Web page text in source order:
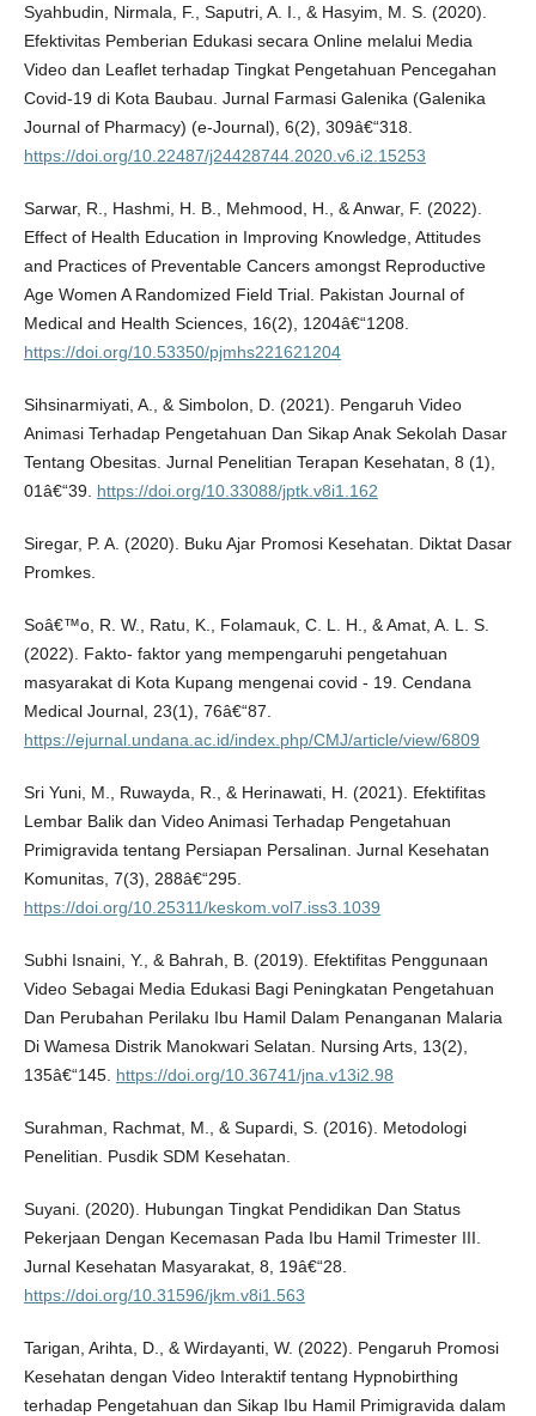
Syahbudin, Nirmala, F., Saputri, A. I., & Hasyim, M. S. (2020).
Efektivitas Pemberian Edukasi secara Online melalui Media
Video dan Leaflet terhadap Tingkat Pengetahuan Pencegahan
Covid-19 di Kota Baubau. Jurnal Farmasi Galenika (Galenika
Journal of Pharmacy) (e-Journal), 6(2), 309â€“318.
https://doi.org/10.22487/j24428744.2020.v6.i2.15253
Sarwar, R., Hashmi, H. B., Mehmood, H., & Anwar, F. (2022).
Effect of Health Education in Improving Knowledge, Attitudes
and Practices of Preventable Cancers amongst Reproductive
Age Women A Randomized Field Trial. Pakistan Journal of
Medical and Health Sciences, 16(2), 1204â€“1208.
https://doi.org/10.53350/pjmhs221621204
Sihsinarmiyati, A., & Simbolon, D. (2021). Pengaruh Video
Animasi Terhadap Pengetahuan Dan Sikap Anak Sekolah Dasar
Tentang Obesitas. Jurnal Penelitian Terapan Kesehatan, 8 (1),
01â€“39. https://doi.org/10.33088/jptk.v8i1.162
Siregar, P. A. (2020). Buku Ajar Promosi Kesehatan. Diktat Dasar
Promkes.
Soâ€™o, R. W., Ratu, K., Folamauk, C. L. H., & Amat, A. L. S.
(2022). Fakto- faktor yang mempengaruhi pengetahuan
masyarakat di Kota Kupang mengenai covid - 19. Cendana
Medical Journal, 23(1), 76â€“87.
https://ejurnal.undana.ac.id/index.php/CMJ/article/view/6809
Sri Yuni, M., Ruwayda, R., & Herinawati, H. (2021). Efektifitas
Lembar Balik dan Video Animasi Terhadap Pengetahuan
Primigravida tentang Persiapan Persalinan. Jurnal Kesehatan
Komunitas, 7(3), 288â€“295.
https://doi.org/10.25311/keskom.vol7.iss3.1039
Subhi Isnaini, Y., & Bahrah, B. (2019). Efektifitas Penggunaan
Video Sebagai Media Edukasi Bagi Peningkatan Pengetahuan
Dan Perubahan Perilaku Ibu Hamil Dalam Penanganan Malaria
Di Wamesa Distrik Manokwari Selatan. Nursing Arts, 13(2),
135â€“145. https://doi.org/10.36741/jna.v13i2.98
Surahman, Rachmat, M., & Supardi, S. (2016). Metodologi
Penelitian. Pusdik SDM Kesehatan.
Suyani. (2020). Hubungan Tingkat Pendidikan Dan Status
Pekerjaan Dengan Kecemasan Pada Ibu Hamil Trimester III.
Jurnal Kesehatan Masyarakat, 8, 19â€“28.
https://doi.org/10.31596/jkm.v8i1.563
Tarigan, Arihta, D., & Wirdayanti, W. (2022). Pengaruh Promosi
Kesehatan dengan Video Interaktif tentang Hypnobirthing
terhadap Pengetahuan dan Sikap Ibu Hamil Primigravida dalam